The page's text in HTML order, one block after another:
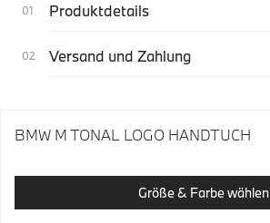
Produktdetails
Versand und Zahlung
BMW M TONAL LOGO HANDTUCH
Größe & Farbe wählen